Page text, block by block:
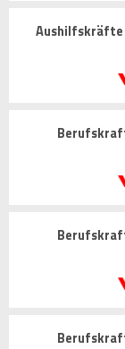
Aushilfskräfte